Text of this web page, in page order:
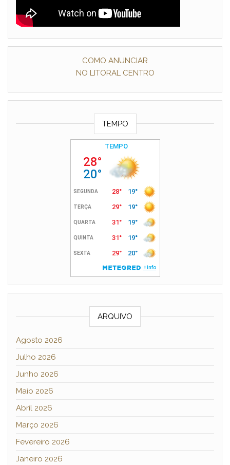
COMO ANUNCIAR
NO LITORAL CENTRO
TEMPO
ARQUIVO
Agosto 2026
Julho 2026
Junho 2026
Maio 2026
Abril 2026
Março 2026
Fevereiro 2026
Janeiro 2026